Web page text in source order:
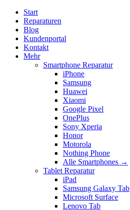
Start
Reparaturen
Blog
Kundenportal
Kontakt
Mehr
Smartphone Reparatur
iPhone
Samsung
Huawei
Xiaomi
Google Pixel
OnePlus
Sony Xperia
Honor
Motorola
Nothing Phone
Alle Smartphones →
Tablet Reparatur
iPad
Samsung Galaxy Tab
Microsoft Surface
Lenovo Tab